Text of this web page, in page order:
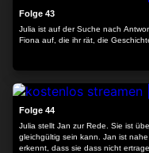
Folge 43
Julia ist auf der Suche nach
Fiona auf, die ihr rät, die
Folge 44
Julia stellt Jan zur Rede. Sie ist
gleichgültig sein kann. Jan ist
erkennt, dass sie dass nicht